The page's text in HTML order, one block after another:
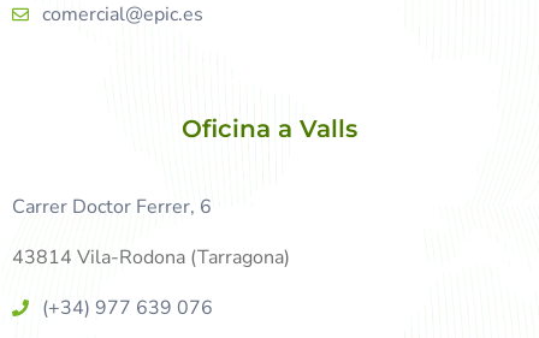
comercial@epic.es
Oficina a Valls
Carrer Doctor Ferrer, 6
43814 Vila-Rodona (Tarragona)
(+34) 977 639 076